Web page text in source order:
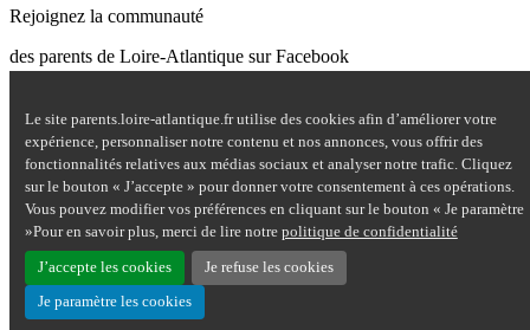
Le site parents.loire-atlantique.fr utilise des cookies afin d’améliorer votre
expérience, personnaliser notre contenu et nos annonces, vous offrir des
fonctionnalités relatives aux médias sociaux et analyser notre trafic. Cliquez
sur le bouton « J’accepte » pour donner votre consentement à ces opérations.
Vous pouvez modifier vos préférences en cliquant sur le bouton « Je paramètre
»Pour en savoir plus, merci de lire notre politique de confidentialité
J’accepte les cookies Je refuse les cookies
Je paramètre les cookies
Rejoignez la communauté
des parents de Loire-Atlantique sur Facebook
Nous contacter
Mentions légales
Plan du site
Accessibilité : partiellement conforme
Aide
Données personnelles
Cookies
Haut de page